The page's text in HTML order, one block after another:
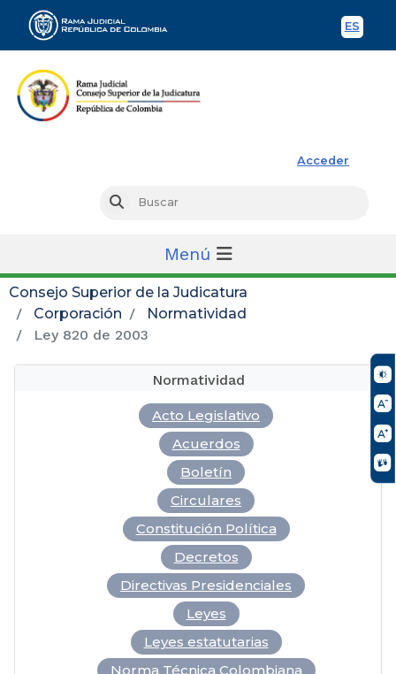
ES
Acceder
Buscar
Menú
Consejo Superior de la Judicatura
Corporación
Normatividad
Ley 820 de 2003
Normatividad
Acto Legislativo
Acuerdos
Boletín
Circulares
Constitución Política
Decretos
Directivas Presidenciales
Leyes
Leyes estatutarias
Norma Técnica Colombiana